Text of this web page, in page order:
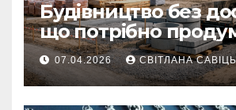
Будівництво без
що потрібно
першої доставки на
ділянку
07.04.2026 СВІТЛАНА